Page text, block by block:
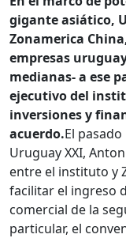
gigante asiático,
Zonamerica
empresas
medianas- a ese
ejecutivo del
inversiones y
acuerdo.El
Uruguay XXI,
entre el instituto y
facilitar el ingreso
comercial de la
particular, el